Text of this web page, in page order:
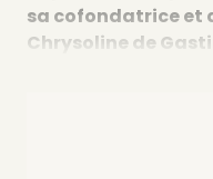
sa cofondatrice et
Chrysoline de